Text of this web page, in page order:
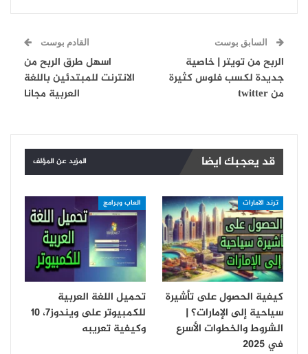
السابق بوست
الربح من تويتر | خاصية
جديدة لكسب فلوس كثيرة
من twitter
القادم بوست
اسهل طرق الربح من
الانترنت للمبتدئين باللغة
العربية مجانا
قد يعجبك ايضا المزيد عن المؤلف
ترند الامارات
كيفية الحصول على تأشيرة
سياحية إلى الإمارات؟ |
الشروط والخطوات الأسرع
في 2025
العاب وبرامج
تحميل اللغة العربية
للكمبيوتر على ويندوز7، 10
وكيفية تعريبه